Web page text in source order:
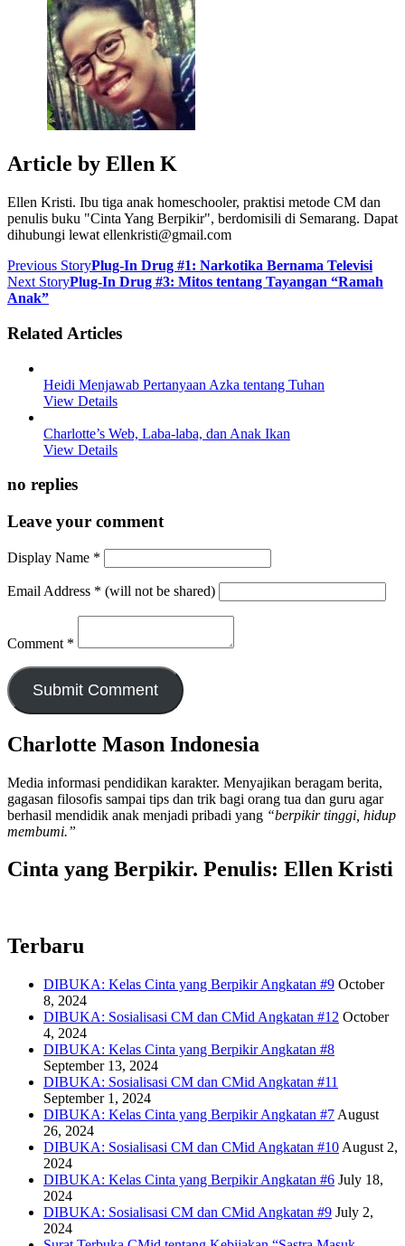
Article by Ellen K
Ellen Kristi. Ibu tiga anak homeschooler, praktisi metode CM dan
penulis buku "Cinta Yang Berpikir", berdomisili di Semarang. Dapat
dihubungi lewat ellenkristi@gmail.com
Previous StoryPlug-In Drug #1: Narkotika Bernama Televisi
Next StoryPlug-In Drug #3: Mitos tentang Tayangan “Ramah
Anak”
Related Articles
Heidi Menjawab Pertanyaan Azka tentang Tuhan
View Details
Charlotte’s Web, Laba-laba, dan Anak Ikan
View Details
no replies
Leave your comment
Display Name *
Email Address * (will not be shared)
Comment *
Charlotte Mason Indonesia
Media informasi pendidikan karakter. Menyajikan beragam berita,
gagasan filosofis sampai tips dan trik bagi orang tua dan guru agar
berhasil mendidik anak menjadi pribadi yang “berpikir tinggi, hidup
membumi.”
Cinta yang Berpikir. Penulis: Ellen Kristi
Terbaru
DIBUKA: Kelas Cinta yang Berpikir Angkatan #9 October
8, 2024
DIBUKA: Sosialisasi CM dan CMid Angkatan #12 October
4, 2024
DIBUKA: Kelas Cinta yang Berpikir Angkatan #8
September 13, 2024
DIBUKA: Sosialisasi CM dan CMid Angkatan #11
September 1, 2024
DIBUKA: Kelas Cinta yang Berpikir Angkatan #7 August
26, 2024
DIBUKA: Sosialisasi CM dan CMid Angkatan #10 August 2,
2024
DIBUKA: Kelas Cinta yang Berpikir Angkatan #6 July 18,
2024
DIBUKA: Sosialisasi CM dan CMid Angkatan #9 July 2,
2024